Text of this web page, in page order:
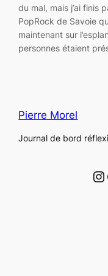
du mal, mais j’ai finis
PopRock de Savoie
maintenant sur
personnes étaient
Pierre Morel
Journal de bord
Instagram